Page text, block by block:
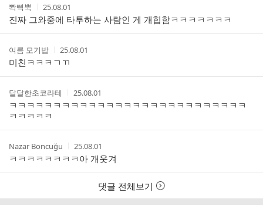
작
성
자
뽝삑뿍
작
성
시
간
25.08.01
진짜 그와중에 타투하는 사람인 게 개힙함ㅋㅋㅋㅋㅋㅋㅋ
작
성
자
여름 모기밥
작
성
시
간
25.08.01
미친ㅋㅋㅋㄱㄲ
작
성
자
달달한초코라테
작
성
시
25.08.01
ㅋㅋㅋㅋㅋㅋㅋㅋㅋㅋㅋㅋㅋㅋㅋㅋㅋㅋㅋㅋㅋㅋㅋㅋㅋㅋㅋ
ㅋㅋㅋㅋㅋ
작
성
자
Nazar Boncuğu
작
성
시
간
25.08.01
ㅋㅋㅋㅋㅋㅋㅋㅋ아 개웃겨
댓글 전체보기